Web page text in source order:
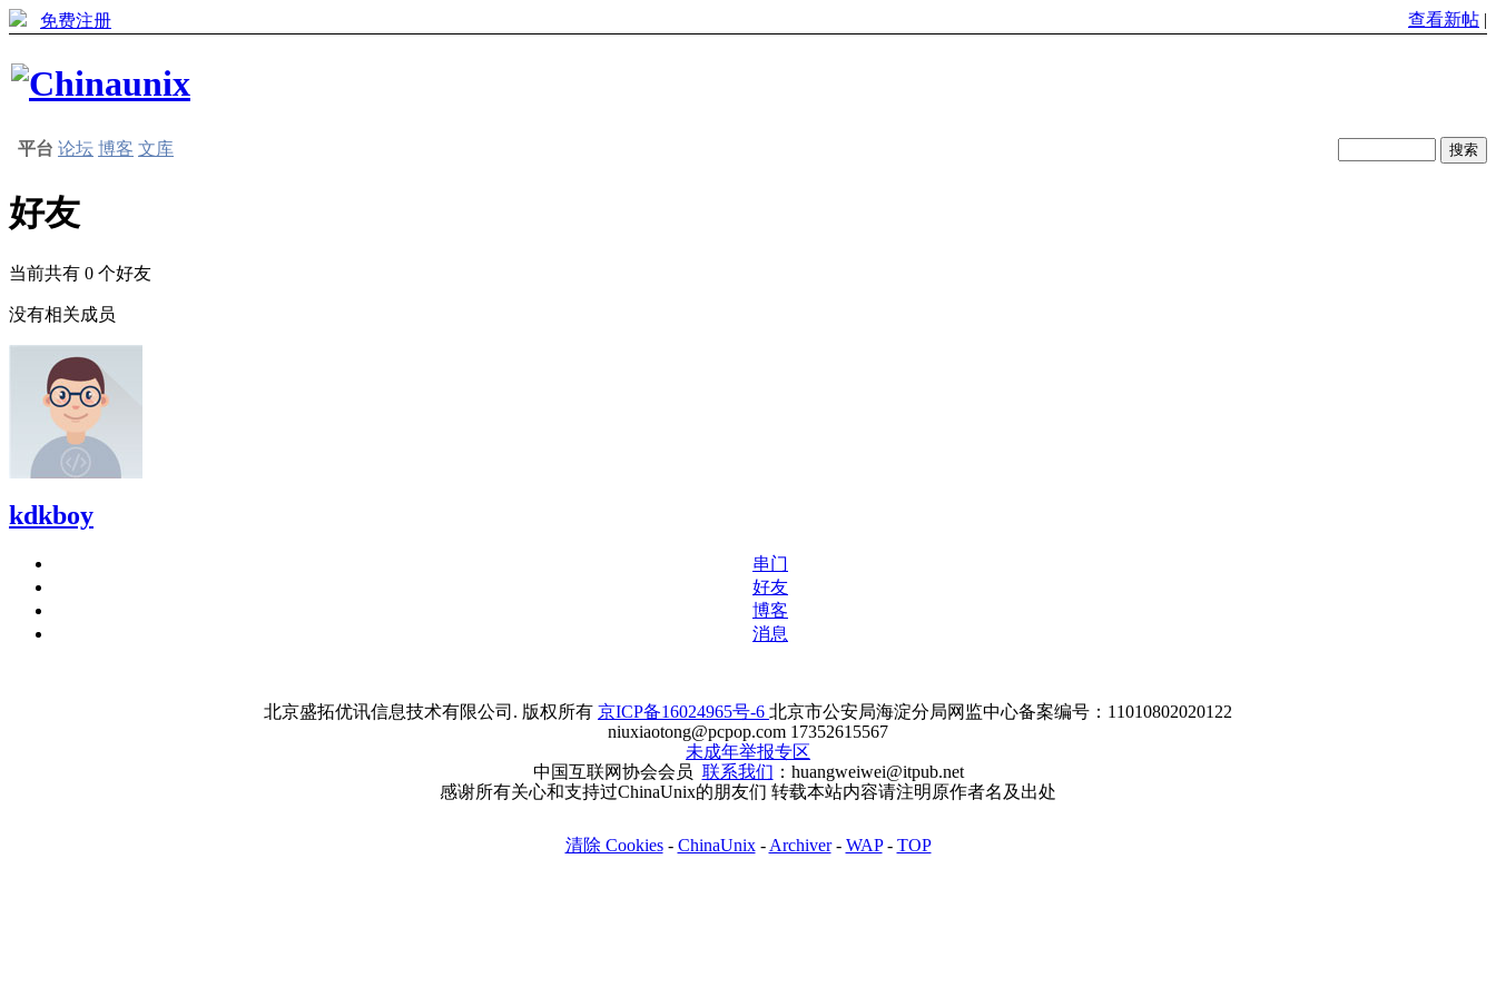
免费注册 查看新帖 |
平台 论坛 博客 文库
好友
当前共有 0 个好友
没有相关成员
kdkboy
串门
好友
博客
消息
北京盛拓优讯信息技术有限公司. 版权所有 京ICP备16024965号-6 北京市公安局海淀分局网监中心备案编号：11010802020122
niuxiaotong@pcpop.com 17352615567
未成年举报专区
中国互联网协会会员 联系我们 ：huangweiwei@itpub.net
感谢所有关心和支持过ChinaUnix的朋友们 转载本站内容请注明原作者名及出处
清除 Cookies- ChinaUnix- Archiver- WAP- TOP